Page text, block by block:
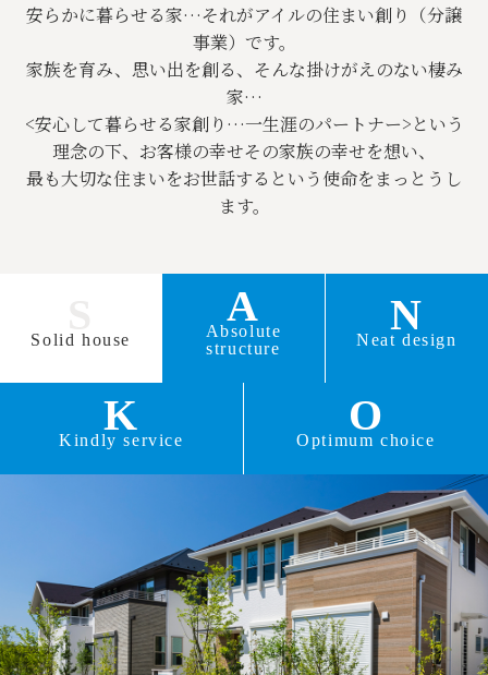
安らかに暮らせる家…それがアイルの住まい創り（分譲
事業）です。
家族を育み、思い出を創る、そんな掛けがえのない棲み
家…
<安心して暮らせる家創り…一生涯のパートナー>という
理念の下、お客様の幸せその家族の幸せを想い、
最も大切な住まいをお世話するという使命をまっとうし
ます。
Solid house
A
Absolute
structure
N
Neat design
K
Kindly service
O
Optimum choice